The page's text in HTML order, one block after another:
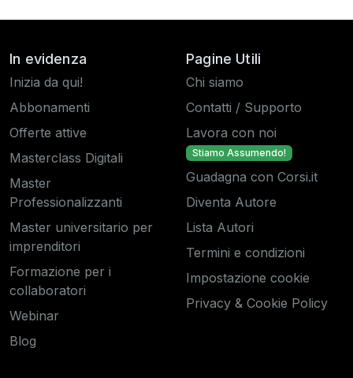
In evidenza
Inizia da qui!
Abbonamenti
Offerte attive
Masterclass Digitali
Master
Professionalizzanti
Master universitario per
imprenditori
Formazione per i
collaboratori
Webinar
Blog
Pagine Utili
Chi siamo
Contatti / Supporto
Lavora con noi
Stiamo Assumendo!
Guadagna con Corsi.it
Diventa Autore
Lista Autori
Termini e condizioni
Impostazione cookie
Privacy & Cookie Policy